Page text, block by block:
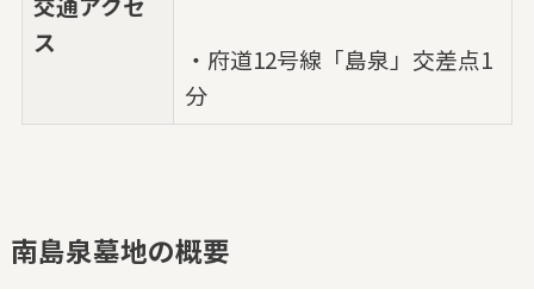
ス
・府道12号線「島泉」交差点1
分
南島泉墓地の概要